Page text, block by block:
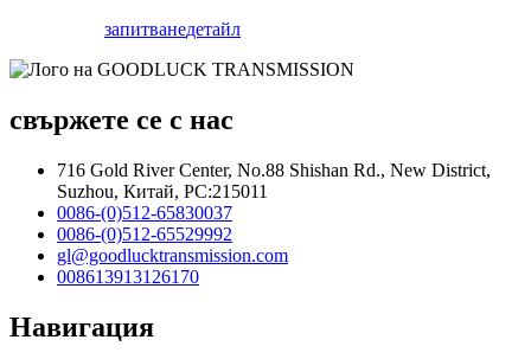
запитванедетайл
свържете се с нас
716 Gold River Center, No.88 Shishan Rd., New District,
Suzhou, Китай, PC:215011
0086-(0)512-65830037
0086-(0)512-65529992
gl@goodlucktransmission.com
008613913126170
Навигация